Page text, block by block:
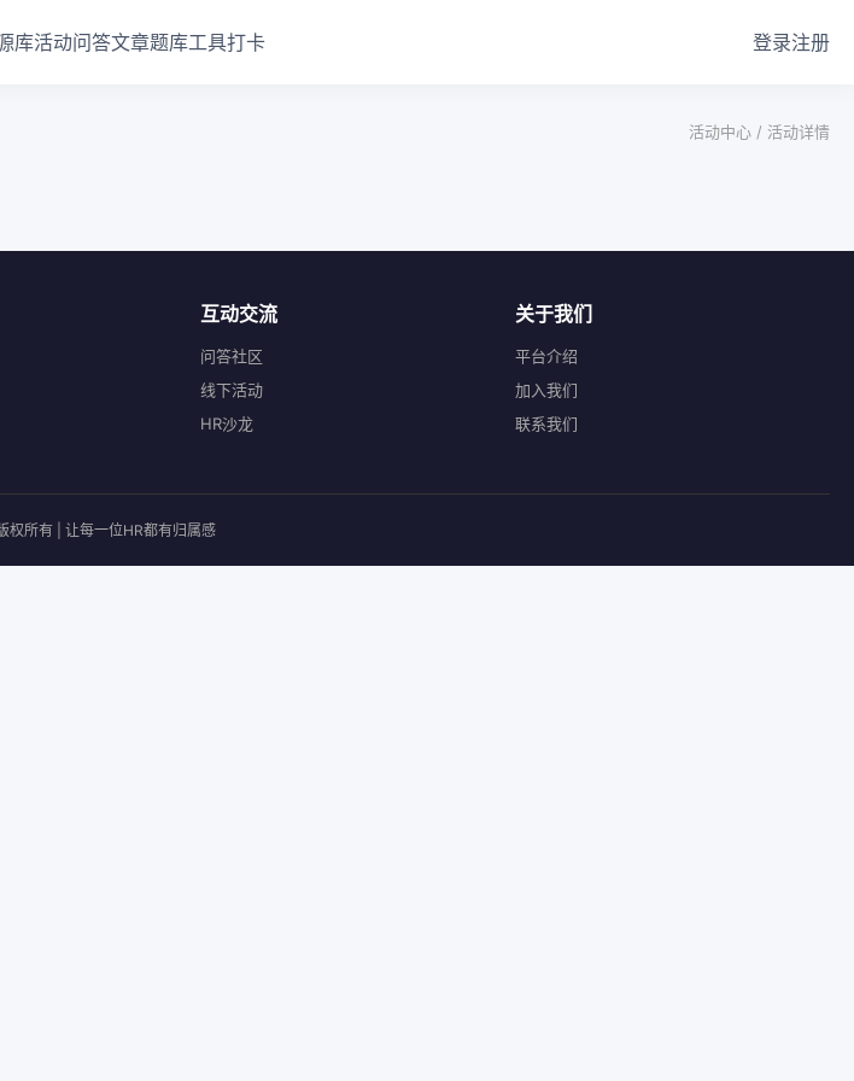
库活动问答文章题库工具打卡 登录注册
活动中心 / 活动详情
互动交流
问答社区
线下活动
HR沙龙
关于我们
平台介绍
加入我们
联系我们
权所有 | 让每一位HR都有归属感